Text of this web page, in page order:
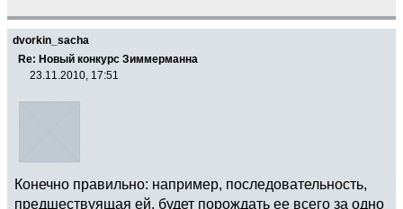
dvorkin_sacha
Re: Новый конкурс Зиммерманна
23.11.2010, 17:51
Конечно правильно: например, последовательность,
предшествуящая ей, будет порождать ее всего за одно